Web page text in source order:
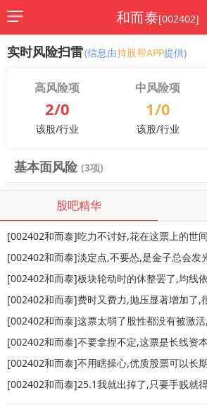
和而泰[002402]
实时风险扫雷(信息由持股帮APP提供)
高风险项
2/0
该股/行业
中风险项
1/0
该股/行业
基本面风险 (3项)
股吧精华
[002402和而泰]淡定点,不要怂,是金子总会发
[002402和而泰]费时又费力,抛压显著增加了,
[002402和而泰]不要拿捏不定,这票是长线资
[002402和而泰]25.1我就出掉了,只要手贱就